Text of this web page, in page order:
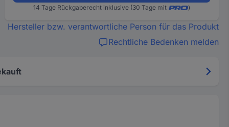
14 Tage Rückgaberecht inklusive (30 Tage mit )
Hersteller bzw. verantwortliche Person für das Produkt
Rechtliche Bedenken melden